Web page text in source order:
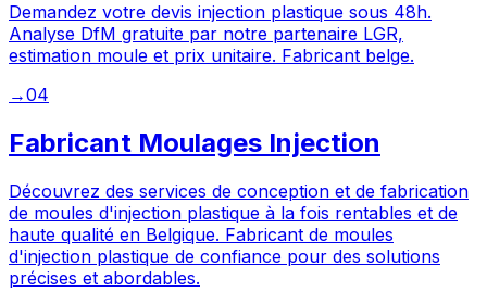
Demandez votre devis injection plastique sous 48h.
Analyse DfM gratuite par notre partenaire LGR,
estimation moule et prix unitaire. Fabricant belge.
→04
Fabricant Moulages Injection
Découvrez des services de conception et de fabrication
de moules d'injection plastique à la fois rentables et de
haute qualité en Belgique. Fabricant de moules
d'injection plastique de confiance pour des solutions
précises et abordables.